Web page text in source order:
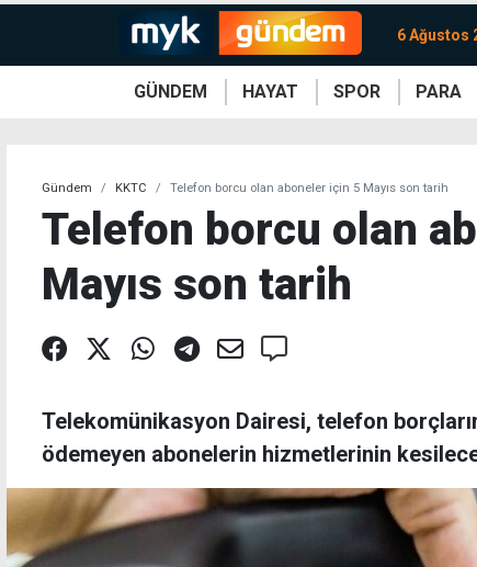
6 Ağustos
GÜNDEM HAYAT SPOR PARA
Gündem KKTC Telefon borcu olan aboneler için 5 Mayıs son tarih
Telefon borcu olan
Mayıs son tarih
Telekomünikasyon Dairesi, telefon
ödemeyen abonelerin hizmetlerinin